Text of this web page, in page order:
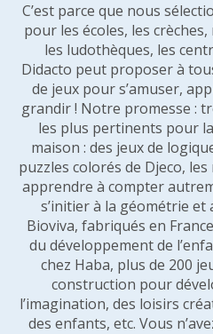
C’est parce que nous
pour les écoles, les
les ludothèques, les
Didacto peut proposer à
de jeux pour s’amuser,
grandir ! Notre promesse :
les plus pertinents pour
maison : des jeux de
puzzles colorés de Djeco,
apprendre à compter
s’initier à la géométrie et
Bioviva, fabriqués en
du développement de
chez Haba, plus de 200
construction pour
l’imagination, des loisirs
des enfants, etc. Vous